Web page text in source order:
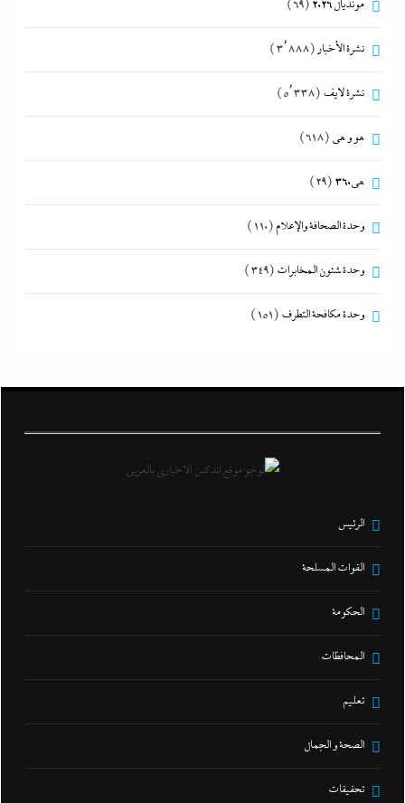
مونديال 2026 (69)
نشرة الأخبار (3٬888)
نشرة لايف (5٬338)
هو و هي (618)
هى360 (29)
وحدة الصحافة والإعلام(110)
وحدة شئون المخابرات (349)
وحدة مكافحة التطرف (151)
الرئيس
القوات المسلحة
الحكومة
المحافظات
تعليم
الصحة و الجمال
تحقيقات